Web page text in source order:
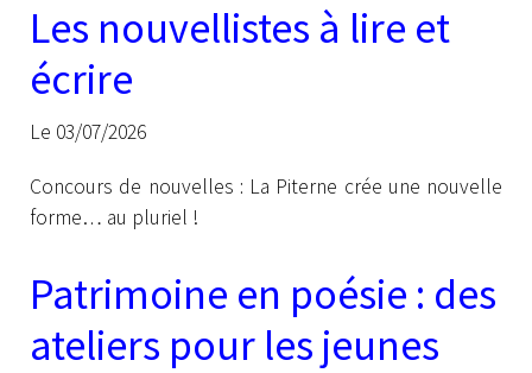
Les nouvellistes à lire et
écrire
Le 03/07/2026
Concours de nouvelles : La Piterne crée une nouvelle
forme… au pluriel !
Patrimoine en poésie : des
ateliers pour les jeunes